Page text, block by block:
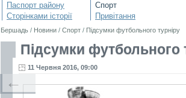
Паспорт району
Сторінками історії
Спорт
Привітання
Бершадь / Новини / Спорт / Підсумки футбольного турніру
Підсумки футбольного
11 Червня 2016, 09:00
←